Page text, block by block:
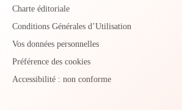
Charte éditoriale
Conditions Générales d’Utilisation
Vos données personnelles
Préférence des cookies
Accessibilité : non conforme